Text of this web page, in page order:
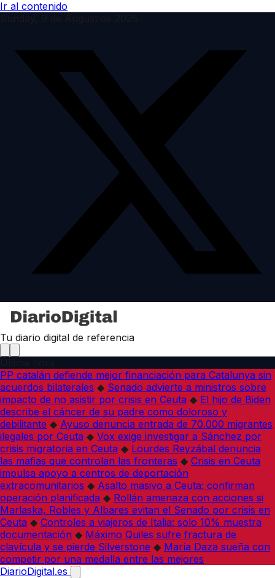
Ir al contenido
Tu diario digital de referencia
PP catalán defiende mejor financiación para Catalunya sin
acuerdos bilaterales ◆ Senado advierte a ministros sobre
impacto de no asistir por crisis en Ceuta ◆ El hijo de Biden
describe el cáncer de su padre como doloroso y
debilitante ◆ Ayuso denuncia entrada de 70.000 migrantes
ilegales por Ceuta ◆ Vox exige investigar a Sánchez por
crisis migratoria en Ceuta ◆ Lourdes Reyzábal denuncia
las mafias que controlan las fronteras ◆ Crisis en Ceuta
impulsa apoyo a centros de deportación
extracomunitarios ◆ Asalto masivo a Ceuta: confirman
operación planificada ◆ Rollán amenaza con acciones si
Marlaska, Robles y Albares evitan el Senado por crisis en
Ceuta ◆ Controles a viajeros de Italia: solo 10% muestra
documentación ◆ Máximo Quiles sufre fractura de
clavícula y se pierde Silverstone ◆ María Daza sueña con
competir por una medalla entre las mejores
DiarioDigital.es